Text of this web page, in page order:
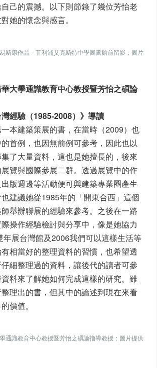
己的震撼。以下則節錄了幾位芳怡老
她的懷念與感言。
斯康作品－菲利浦艾克斯特中學圖書館前留影 ；圖片
大學通識教育中心教授暨芳怡之碩論
灣經驗（1985-2008）》導讀
本建築策展的書，在當時（2009）也
首例，也因無前例可參考，因此也以
了大量資料，這也是她擅長的，後來
覽與國際參展二群。透過展覽中的作
版週邊等活動便可與建築專業圈產生
建議她從1985年的「開東合西」這個
舉辦聯展的經驗來參考。之後在一路
操作經驗檢討與分享中，像是她協力
年展台灣館及2006我們可以這樣生活等
相當好的整理資料的習慣，也希望透
細整理過的資料，讓後代的讀者可參
料來了解她如何完成這樣的研究。雖
理出的書，但其中的論述到現在來看
價值。
通識教育中心教授暨芳怡之碩論指導教授；圖片提供